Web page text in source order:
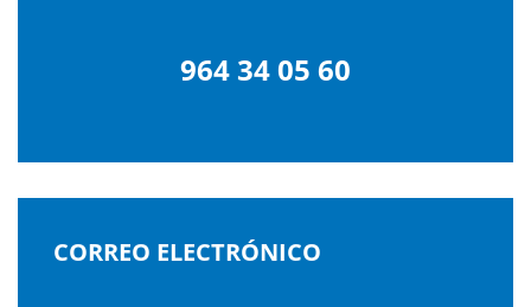
964 34 05 60
CORREO ELECTRÓNICO